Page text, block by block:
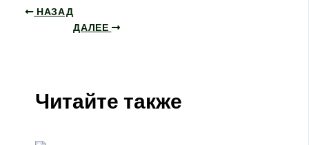
НАЗАД
ДАЛЕЕ
Читайте также